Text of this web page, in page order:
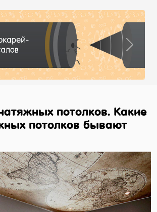
Next
потолков. Какие
потолков бывают